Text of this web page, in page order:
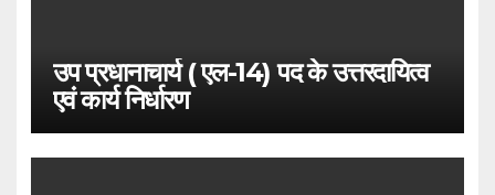
उप प्रधानाचार्य ( एल-14) पद के उत्तरदायित्व
एवं कार्य निर्धारण